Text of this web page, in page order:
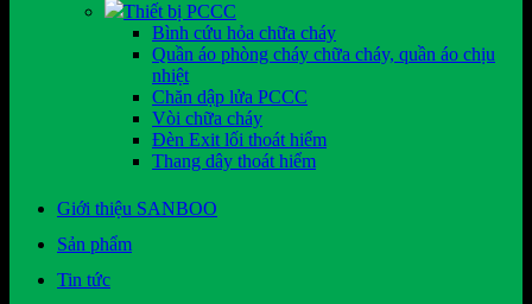
Thiết bị PCCC
Bình cứu hỏa chữa cháy
Quần áo phòng cháy chữa cháy, quần áo chịu
nhiệt
Chăn dập lửa PCCC
Vòi chữa cháy
Đèn Exit lối thoát hiểm
Thang dây thoát hiểm
Giới thiệu SANBOO
Sản phẩm
Tin tức